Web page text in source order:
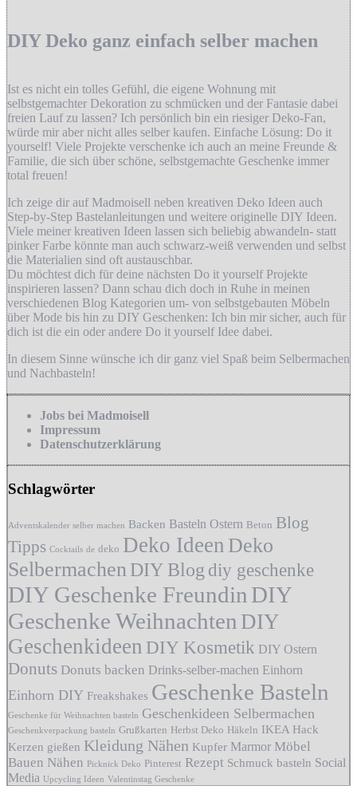
DIY Deko ganz einfach selber machen
Ist es nicht ein tolles Gefühl, die eigene Wohnung mit
selbstgemachter Dekoration zu schmücken und der Fantasie dabei
freien Lauf zu lassen? Ich persönlich bin ein riesiger Deko-Fan,
würde mir aber nicht alles selber kaufen. Einfache Lösung: Do it
yourself! Viele Projekte verschenke ich auch an meine Freunde &
Familie, die sich über schöne, selbstgemachte Geschenke immer
total freuen!
Ich zeige dir auf Madmoisell neben kreativen Deko Ideen auch
Step-by-Step Bastelanleitungen und weitere originelle DIY Ideen.
Viele meiner kreativen Ideen lassen sich beliebig abwandeln- statt
pinker Farbe könnte man auch schwarz-weiß verwenden und selbst
die Materialien sind oft austauschbar.
Du möchtest dich für deine nächsten Do it yourself Projekte
inspirieren lassen? Dann schau dich doch in Ruhe in meinen
verschiedenen Blog Kategorien um- von selbstgebauten Möbeln
über Mode bis hin zu DIY Geschenken: Ich bin mir sicher, auch für
dich ist die ein oder andere Do it yourself Idee dabei.
In diesem Sinne wünsche ich dir ganz viel Spaß beim Selbermachen
und Nachbasteln!
Jobs bei Madmoisell
Impressum
Datenschutzerklärung
Schlagwörter
Adventskalender selber machen Backen Basteln Ostern Beton Blog
Tipps Cocktails de deko Deko Ideen Deko
SelbermachenDIY Blog diy geschenke
DIY Geschenke Freundin DIY
Geschenke Weihnachten DIY
Geschenkideen DIY Kosmetik DIY Ostern
Donuts Donuts backen Drinks-selber-machen Einhorn
Einhorn DIY Freakshakes Geschenke Basteln
Geschenke für Weihnachten basteln Geschenkideen Selbermachen
Geschenkverpackung basteln Grußkarten Herbst Deko Häkeln IKEA Hack
Kerzen gießen Kleidung Nähen Kupfer Marmor Möbel
Bauen Nähen Picknick Deko Pinterest Rezept Schmuck basteln Social
Media Upcycling Ideen Valentinstag Geschenke